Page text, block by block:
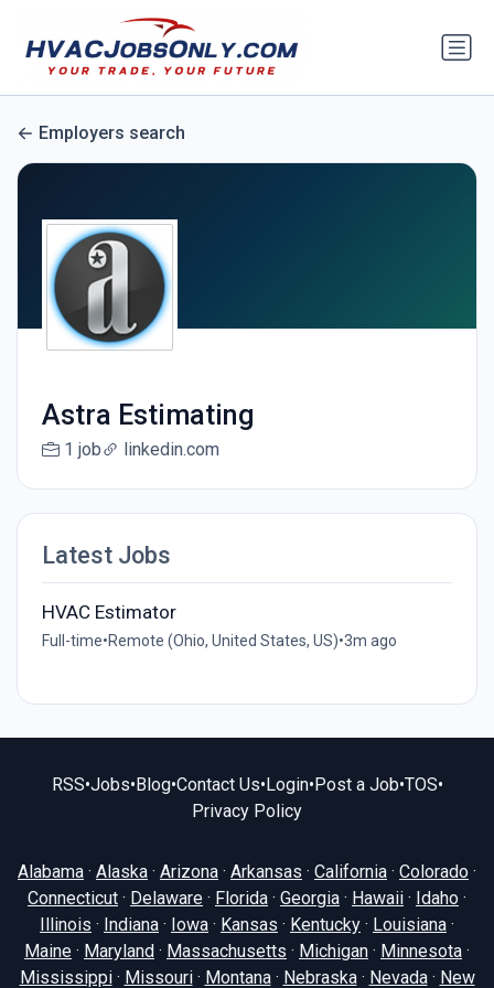
Employers search
Astra Estimating
1 job linkedin.com
Latest Jobs
HVAC Estimator
Full-time•Remote (Ohio, United States, US)•3m ago
RSS•Jobs• Blog•Contact Us• Login• Post a Job•TOS•
Privacy Policy
Alabama · Alaska · Arizona · Arkansas · California · Colorado ·
Connecticut · Delaware · Florida · Georgia · Hawaii · Idaho ·
Illinois · Indiana · Iowa · Kansas · Kentucky · Louisiana ·
Maine · Maryland · Massachusetts · Michigan · Minnesota ·
Mississippi· Missouri· Montana· Nebraska· Nevada· New